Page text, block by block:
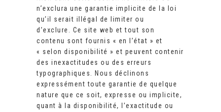
n’exclura une garantie implicite de la loi
qu’il serait illégal de limiter ou
d’exclure. Ce site web et tout son
contenu sont fournis « en l’état » et
« selon disponibilité » et peuvent contenir
des inexactitudes ou des erreurs
typographiques. Nous déclinons
expressément toute garantie de quelque
nature que ce soit, expresse ou implicite,
quant à la disponibilité, l’exactitude ou